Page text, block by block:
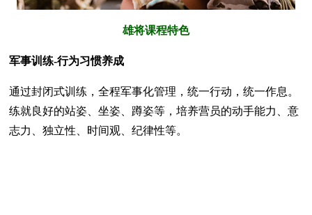
雄将课程特色
军事训练-行为习惯养成
通过封闭式训练，全程军事化管理，统一行动，统一作息。
练就良好的站姿、坐姿、蹲姿等，培养营员的动手能力、意
志力、独立性、时间观、纪律性等。